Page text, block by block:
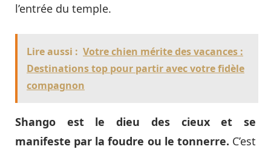
l’entrée du temple.
Lire aussi : Votre chien mérite des vacances :
Destinations top pour partir avec votre fidèle
compagnon
Shango est le dieu des cieux et se
manifeste par la foudre ou le tonnerre. C’est